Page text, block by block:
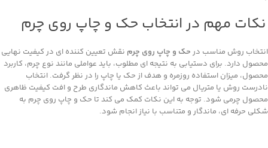
نکات مهم در انتخاب حک و چاپ روی چرم
انتخاب روش مناسب در حک و چاپ روی چرم نقش تعیین ‌کننده ‌ای در کیفیت نهایی
محصول دارد. برای دستیابی به نتیجه ‌ای مطلوب، باید عواملی مانند نوع چرم، کاربرد
محصول، میزان استفاده روزمره و هدف از حک یا چاپ را در نظر گرفت. انتخاب
نادرست روش یا متریال می‌ تواند باعث کاهش ماندگاری طرح و افت کیفیت ظاهری
محصول چرمی شود. توجه به این نکات کمک می‌ کند تا حک و چاپ روی چرم به
شکلی حرفه ‌ای، ماندگار و متناسب با نیاز انجام شود.